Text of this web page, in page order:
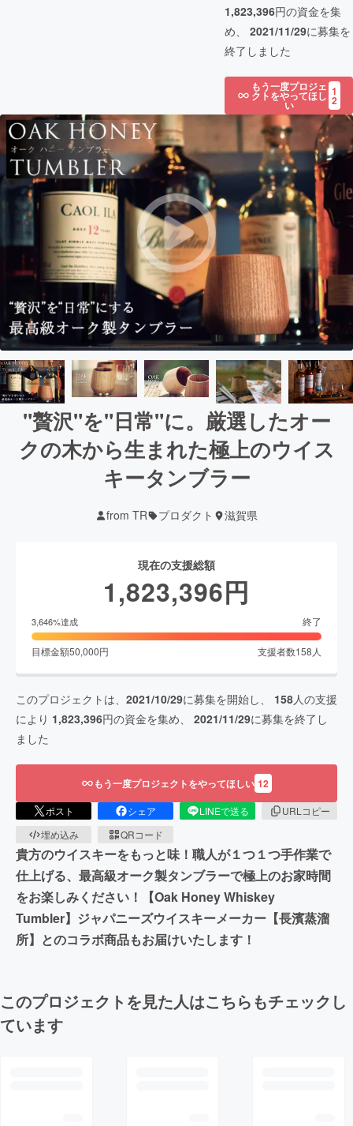
1,823,396円の資金を集
め、 2021/11/29に募集を
終了しました
もう一度プロジェ
クトをやってほし
い
1
2
"贅沢"を"日常"に。厳選したオー
クの木から生まれた極上のウイス
キータンブラー
from TR プロダクト 滋賀県
現在の支援総額
1,823,396円
3,646%達成 終了
目標金額50,000円 支援者数158 人
このプロジェクトは、 2021/10/29に募集を開始し、 158人の支援
により 1,823,396円の資金を集め、 2021/11/29に募集を終了し
ました
もう一度プロジェクトをやってほしい 12
ポスト シェア LINEで送る
URLコピー
埋め込み
QRコード
貴方のウイスキーをもっと味！職人が１つ１つ手作業で
仕上げる、最高級オーク製タンブラーで極上のお家時間
をお楽しみください！【Oak Honey Whiskey
Tumbler】ジャパニーズウイスキーメーカー【長濱蒸溜
所】とのコラボ商品もお届けいたします！
このプロジェクトを見た人はこちらもチェックし
ています